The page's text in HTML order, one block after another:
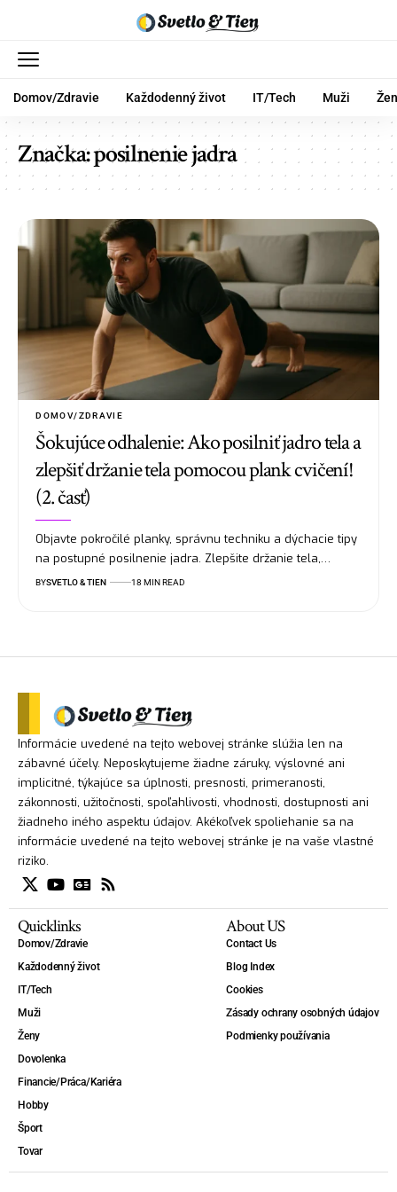
Domov/Zdravie Každodenný život IT/Tech Muži
Značka:posilnenie jadra
DOMOV/ZDRAVIE
Šokujúce odhalenie: Ako posilniť jadro tela a
zlepšiť držanie tela pomocou plank cvičení!
(2. časť)
Objavte pokročilé planky, správnu techniku a dýchacie tipy
na postupné posilnenie jadra. Zlepšite držanie tela,…
BYSVETLO & TIEN 18 MIN READ
Informácie uvedené na tejto webovej stránke slúžia len na
zábavné účely. Neposkytujeme žiadne záruky, výslovné ani
implicitné, týkajúce sa úplnosti, presnosti, primeranosti,
zákonnosti, užitočnosti, spoľahlivosti, vhodnosti, dostupnosti ani
žiadneho iného aspektu údajov. Akékoľvek spoliehanie sa na
informácie uvedené na tejto webovej stránke je na vaše vlastné
riziko.
Quicklinks
Domov/Zdravie
Každodenný život
IT/Tech
Muži
Ženy
Dovolenka
Financie/Práca/Kariéra
Hobby
Šport
Tovar
About US
Contact Us
Blog Index
Cookies
Zásady ochrany osobných údajov
Podmienky používania